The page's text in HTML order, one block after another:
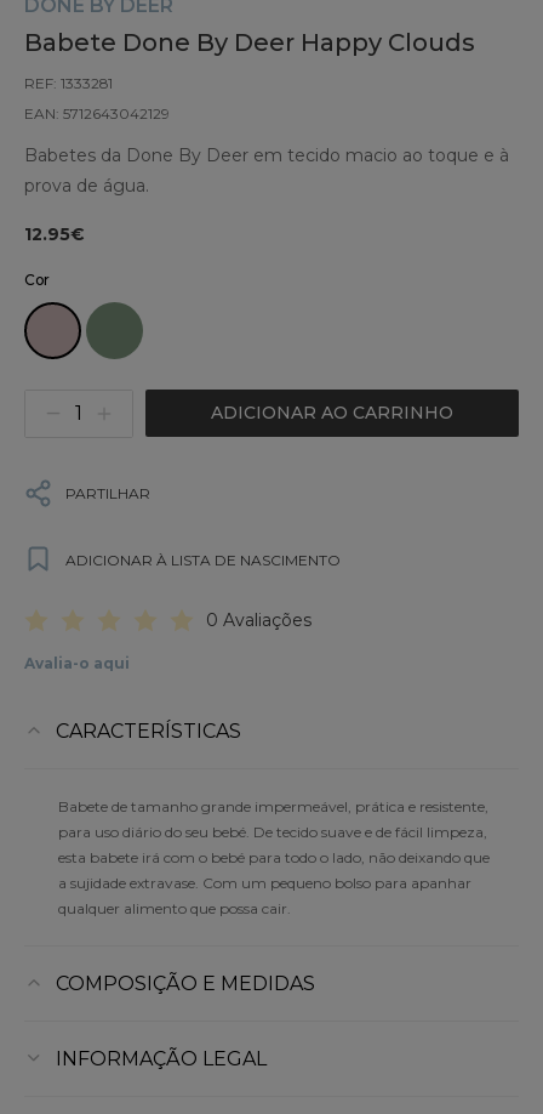
DONE BY DEER
Babete Done By Deer Happy Clouds
REF: 1333281
EAN: 5712643042129
Babetes da Done By Deer em tecido macio ao toque e à
prova de água.
12.95€
Cor
ADICIONAR AO CARRINHO
PARTILHAR
ADICIONAR À LISTA DE NASCIMENTO
0 Avaliações
Avalia-o aqui
CARACTERÍSTICAS
Babete de tamanho grande impermeável, prática e resistente,
para uso diário do seu bebé. De tecido suave e de fácil limpeza,
esta babete irá com o bebé para todo o lado, não deixando que
a sujidade extravase. Com um pequeno bolso para apanhar
qualquer alimento que possa cair.
COMPOSIÇÃO E MEDIDAS
INFORMAÇÃO LEGAL